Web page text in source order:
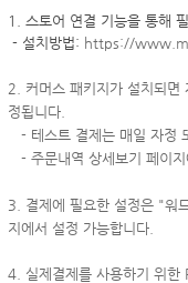
1. 스토어 연결 기능을 통해
- 설치방법: https://
2. 커머스 패키지가 설치되면
정됩니다.
- 테스트 결제는 매일 자정
- 주문내역 상세보기 페이
3. 결제에 필요한 설정은 "워
지에서 설정 가능합니다.
4. 실제결제를 사용하기 위한